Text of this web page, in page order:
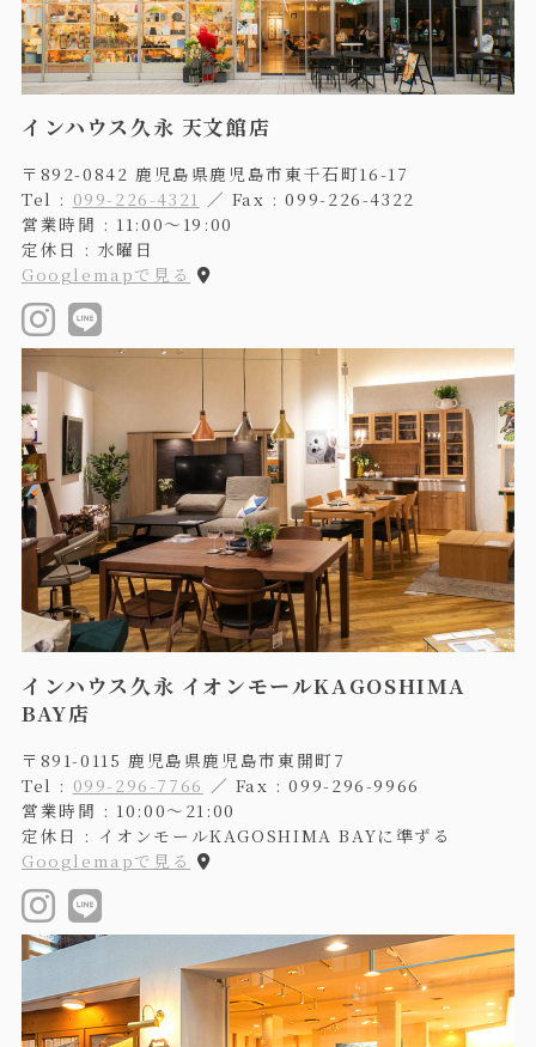
インハウス久永 天文館店
〒892-0842 鹿児島県鹿児島市東千石町16-17
Tel : 099-226-4321 ／ Fax : 099-226-4322
営業時間 : 11:00〜19:00
定休日 : 水曜日
Googlemapで見る
インハウス久永 イオンモールKAGOSHIMA
BAY店
〒891-0115 鹿児島県鹿児島市東開町7
Tel : 099-296-7766 ／ Fax : 099-296-9966
営業時間 : 10:00〜21:00
定休日 : イオンモールKAGOSHIMA BAYに準ずる
Googlemapで見る